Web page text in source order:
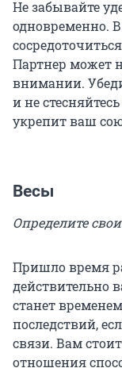
Не забывайте
одновременно.
Партнер может
внимании.
и не
укрепит ваш
Весы
Определите
Пришло время
действительно
станет
последствий,
связи. Вам
отношения